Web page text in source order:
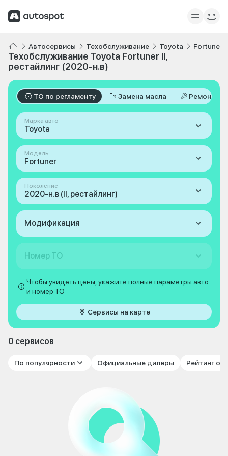
Автосервисы Техобслуживание Toyota Fortuner
Техобслуживание Toyota Fortuner II,
рестайлинг (2020-н.в)
ТО по регламенту Замена масла Ремонт
Марка авто
Toyota
Модель
Fortuner
Поколение
2020-н.в (II, рестайлинг)
Модификация
Номер ТО
Чтобы увидеть цены, укажите полные параметры авто
и номер ТО
Сервисы на карте
0 сервисов
По популярности Официальные дилеры Рейтинг